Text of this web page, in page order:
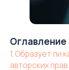
Оглавление
1. Образует ли
авторских прав